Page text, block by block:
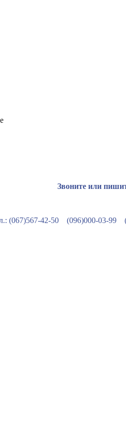
Звоните или
(067)567-42-50 (096)000-03-99